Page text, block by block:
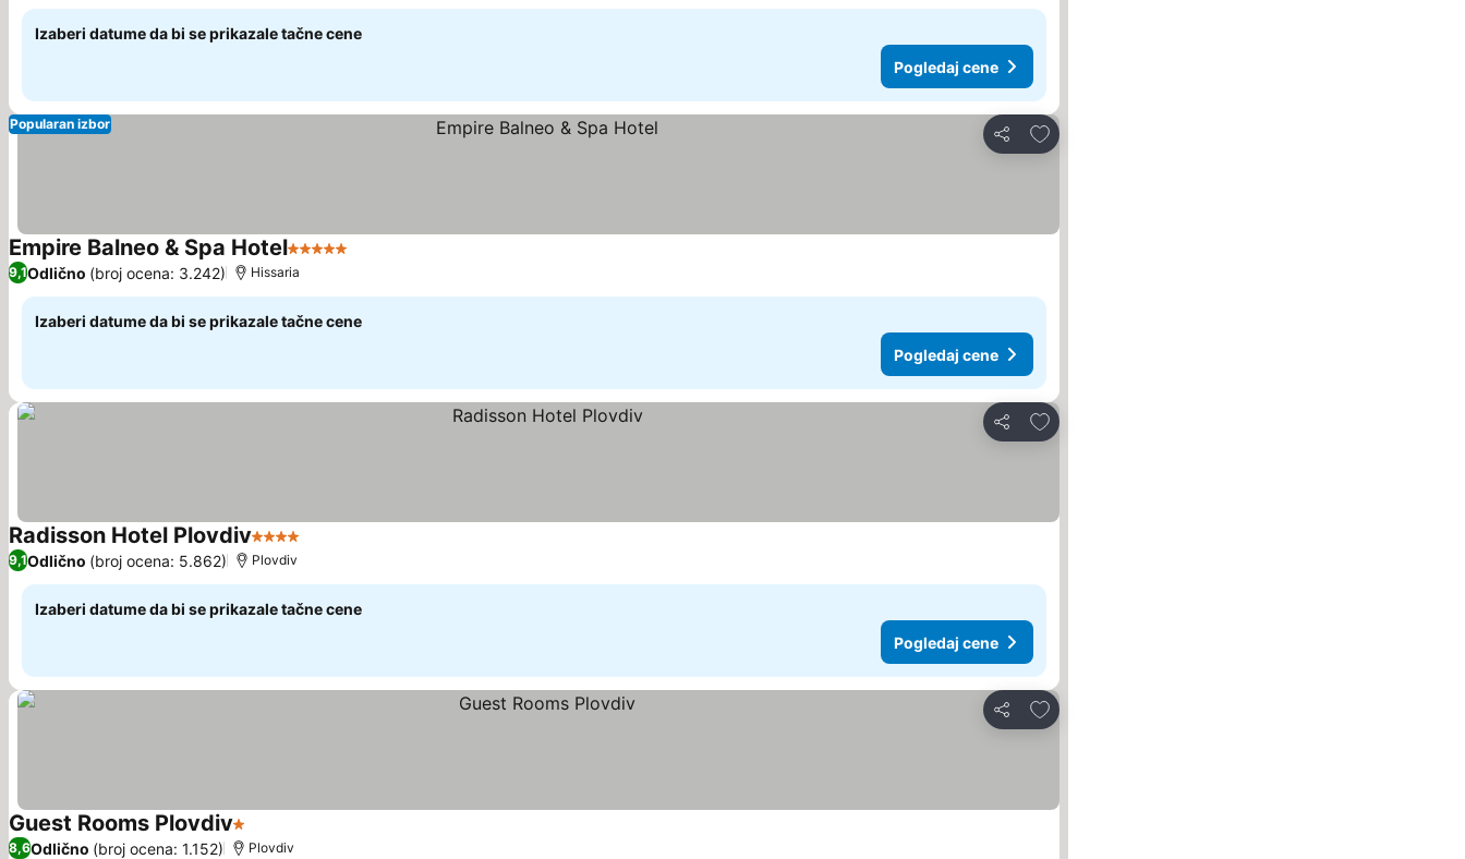
Izaberi datume da bi se prikazale tačne cene
Pogledaj cene
Deli
Dodati u favorite
Popularan izbor
Empire Balneo & Spa Hotel5 Zvezdice
9,1Odlično (broj ocena: 3.242) Hissaria
Izaberi datume da bi se prikazale tačne cene
Pogledaj cene
Deli
Dodati u favorite
Radisson Hotel Plovdiv4 Zvezdice
9,1Odlično (broj ocena: 5.862) Plovdiv
Izaberi datume da bi se prikazale tačne cene
Pogledaj cene
Deli
Dodati u favorite
Guest Rooms Plovdiv1 Zvezdice
8,6Odlično (broj ocena: 1.152) Plovdiv